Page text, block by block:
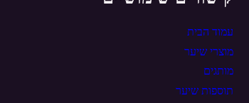
עמוד הבית
מוצרי שיער
מותגים
תוספות שיער